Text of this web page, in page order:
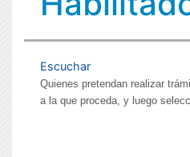
Escuchar
Quienes pretendan realizar
a la que proceda, y luego